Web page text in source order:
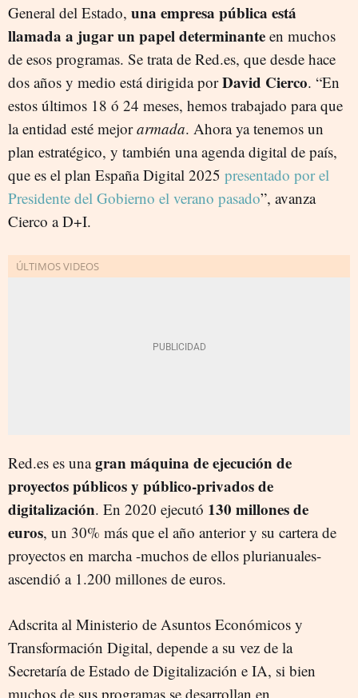
General del Estado, una empresa pública está
llamada a jugar un papel determinante en muchos
de esos programas. Se trata de Red.es, que desde hace
dos años y medio está dirigida porDavid Cierco. “En
estos últimos 18 ó 24 meses, hemos trabajado para que
la entidad esté mejorarmada. Ahora ya tenemos un
plan estratégico, y también una agenda digital de país,
que es el plan España Digital 2025 presentado por el
Presidente del Gobierno el verano pasado”, avanza
Cierco a D+I.
Red.es es unagran máquina de ejecución de
proyectos públicos y público-privados de
digitalización. En 2020 ejecutó 130 millones de
euros, un 30% más que el año anterior y su cartera de
proyectos en marcha -muchos de ellos plurianuales-
ascendió a 1.200 millones de euros.
Adscrita al Ministerio de Asuntos Económicos y
Transformación Digital, depende a su vez de la
Secretaría de Estado de Digitalización e IA, si bien
muchos de sus programas se desarrollan en